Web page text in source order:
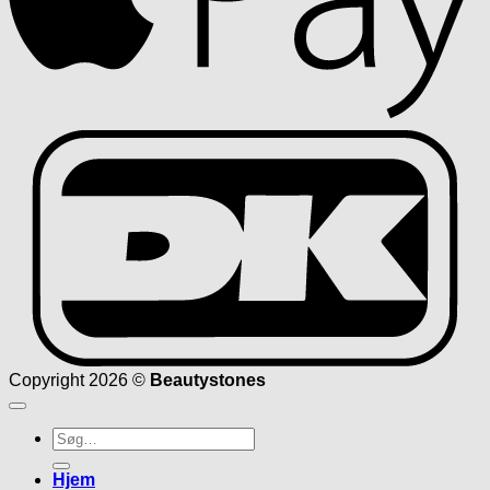
Copyright 2026 © Beautystones
Søg
efter:
Hjem